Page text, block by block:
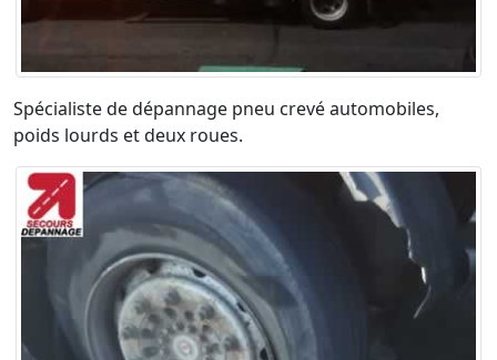
Spécialiste de dépannage pneu crevé automobiles,
poids lourds et deux roues.